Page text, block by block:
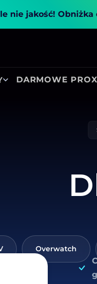
nie jakość! Obniżka
DARMOWE
Overwatch